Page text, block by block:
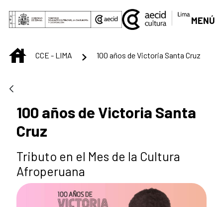
Saut au contenu principal
MENÚ
INICIOCCE - LIMA 100 años de Victoria Santa Cruz
100 años de Victoria Santa
Cruz
Tributo en el Mes de la Cultura
Afroperuana